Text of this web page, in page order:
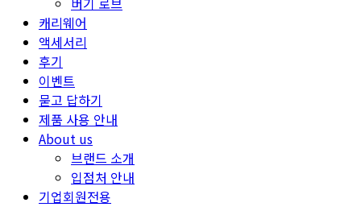
캐리웨어
액세서리
후기
이벤트
묻고 답하기
제품 사용 안내
About us
브랜드 소개
입점처 안내
기업회원전용